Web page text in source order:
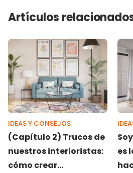
Artículos
IDEAS Y CONSEJOS
(Capítulo 2) Trucos de
nuestros interioristas:
cómo crear
es